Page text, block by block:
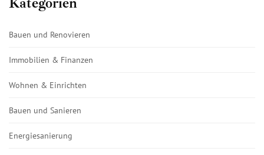
Bauen und Renovieren
Immobilien & Finanzen
Wohnen & Einrichten
Bauen und Sanieren
Energiesanierung